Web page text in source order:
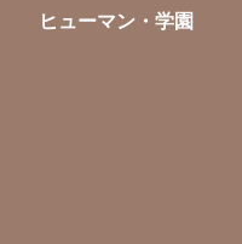
ヒューマン・学園